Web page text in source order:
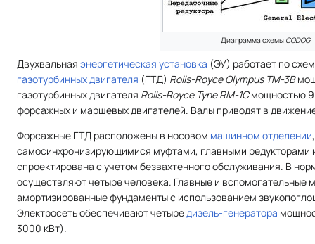
Диаграмма схемы CODOG
Двухвальная энергетическая установка (ЭУ) работает по
газотурбинных двигателя (ГТД) Rolls-Royce Olympus TM-3B
газотурбинных двигателя Rolls-Royce Tyne RM-1Cмощностью 9
форсажных и маршевых двигателей. Валы приводят в
Форсажные ГТД расположены в носовом машинном отделении
самосинхронизирующимися муфтами, главными редукторами
спроектирована с учетом безвахтенного обслуживания. В
осуществляют четыре человека. Главные и вспомогательные
амортизированные фундаменты с использованием
Электросеть обеспечивают четыре дизель-генератора
3000 кВт).